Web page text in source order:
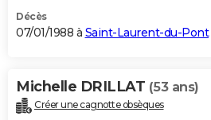
Décès
07/01/1988 à Saint-Laurent-du-Pont
Michelle DRILLAT (53 ans)
Créer une cagnotte obsèques